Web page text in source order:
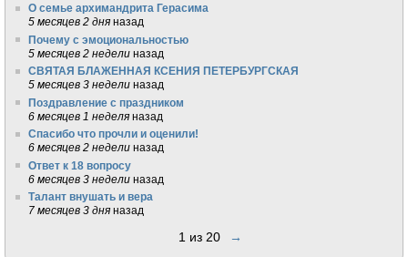
О семье архимандрита Герасима
5 месяцев 2 дня назад
Почему с эмоциональностью
5 месяцев 2 недели назад
СВЯТАЯ БЛАЖЕННАЯ КСЕНИЯ ПЕТЕРБУРГСКАЯ
5 месяцев 3 недели назад
Поздравление с праздником
6 месяцев 1 неделя назад
Спасибо что прочли и оценили!
6 месяцев 2 недели назад
Ответ к 18 вопросу
6 месяцев 3 недели назад
Талант внушать и вера
7 месяцев 3 дня назад
1 из 20 →